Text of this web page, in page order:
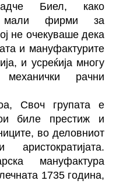
Биел, како
фирми за
не очекуваше дека
и мануфактурите
и усреќија многу
рачни
Своч групата е
биле престиж и
во деловниот
мануфактура
1735 година,